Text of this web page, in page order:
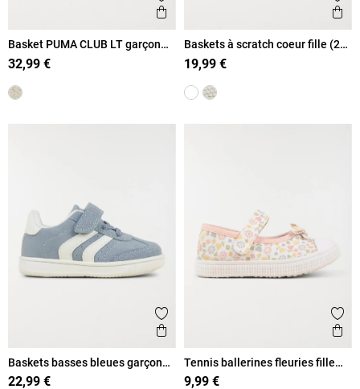
Ajouter aux favoris
Aperçu rapide
Basket PUMA CLUB LT garçon
(20-27)
32,99 €
Baskets à scratch coeur fille (20-
23)
19,99 €
Ajouter aux favoris
Aperçu rapide
Baskets basses bleues garçon
(19-23)
22,99 €
Tennis ballerines fleuries fille
(20-23)
9,99 €